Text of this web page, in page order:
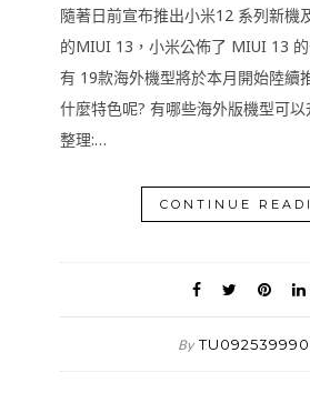
隨著日前宣布推出小米12 系列新機
的MIUI 13，小米公佈了 MIUI 13
有 19款海外機型將於本月開始陸續
什麼特色呢? 有哪些海外版機型可
整理:…
CONTINUE
By